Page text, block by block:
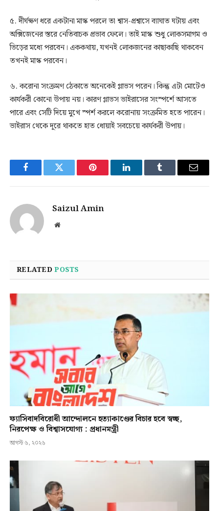
৫. দীর্ঘক্ষণ ধরে একটানা মাস্ক পরলে তা শ্বাস-প্রশ্বাসে ব্যাঘাত ঘটায় এবং
অক্সিজেনের স্তরে নেতিবাচক প্রভাব ফেলে। তাই মাস্ক শুধু লোকসমাগম ও
ভিড়ের মধ্যে পরবেন। এককথায়, যখনই লোকজনের কাছাকাছি থাকবেন
তখনই মাস্ক পরবেন।
৬. করোনা সংক্রমণ ঠেকাতে অনেকেই গ্লাভস পরেন। কিন্তু এটা মোটেও
কার্যকরী কোনো উপায় নয়। কারণ গ্লাভস ভাইরাসের সংস্পর্শে আসতে
পারে এবং সেটি দিয়ে মুখে স্পর্শ করলে করোনায় সংক্রমিত হতে পারেন।
ভাইরাস থেকে দূরে থাকতে হাত ধোয়াই সবচেয়ে কার্যকরী উপায়।
FacebookTwitter Pinterest LinkedInTumblr Email
Saizul Amin
Website
RELATEDPOSTS
ফ্যাসিবাদবিরোধী আন্দোলনে হত্যাকাণ্ডের বিচার হবে স্বচ্ছ,
নিরপেক্ষ ও বিশ্বাসযোগ্য : প্রধানমন্ত্রী
আগস্ট ৬, ২০২৬